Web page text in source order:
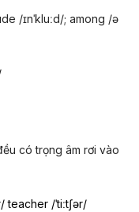
/ɪnˈkluːd/; among /ə
có trọng âm rơi vào
/ˈtiːtʃər/